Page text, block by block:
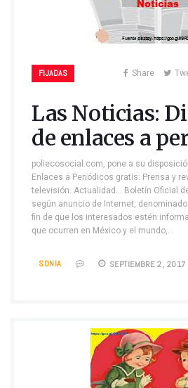
FIJADAS Share
Las Noticias:
de enlaces a
poliecosocial.com, pone a su
Enlaces a Periódicos gratis: Prensa y
televisión. Actualidad… Boletín Oficial
según anuncio de Internet, denominado
fin de que los interesados estén
que ocurren en México y el mundo,…
SONIA SEPTIEMBRE 2, 2017